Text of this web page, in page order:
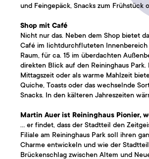
und Feingepäck, Snacks zum Frühstück
Shop mit Café
Nicht nur das. Neben dem Shop bietet
Café im lichtdurchfluteten Innenbereich
Raum, für ca. 15 im überdachten
direkten Blick auf den Reininghaus Park.
Mittagszeit oder als warme Mahlzeit
Quiche, Toasts oder das wechselnde
Snacks. In den kälteren Jahreszeiten
Martin Auer ist Reininghaus Pionier,
… er findet, dass der Stadtteil den
Filiale am Reininghaus Park soll ihren
Charme entwickeln und wie der
Brückenschlag zwischen Altem und